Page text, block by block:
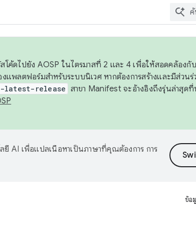
โค้ดไปยัง AOSP ในไตรมาสที่ 2 และ 4 เพื่อให้สอดคล้องกั
แพลตฟอร์มสำหรับระบบนิเวศ หากต้องการสร้างและมีส่วน
latest-release สาขา Manifest จะอ้างอิงถึงรุ่นล่าสุด
ยี AI เพื่อแปลเนื้อหาเป็นภาษาที่คุณต้องการ การ
ข้อ